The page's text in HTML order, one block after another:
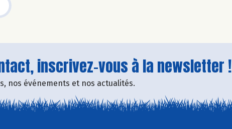
inscrivez-vous à la newsletter !
nos événements et nos actualités.